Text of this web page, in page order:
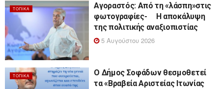
ΤΟΠΙΚΆ
Αγοραστός: Από τη «λάσπη»στις
φωτογραφίες- Η αποκάλυψη
της πολιτικής αναξιοπιστίας
5 Αυγούστου 2026
ΤΟΠΙΚΆ
Ο Δήμος Σοφάδων θεσμοθετεί
τα «Βραβεία Αριστείας Ιτωνίας